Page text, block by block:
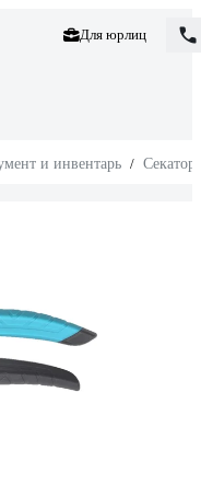
Для юрлиц
и инвентарь /